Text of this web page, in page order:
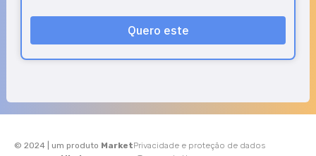
Quero este
© 2024 | um produto MarketPrivacidade e proteção de dados